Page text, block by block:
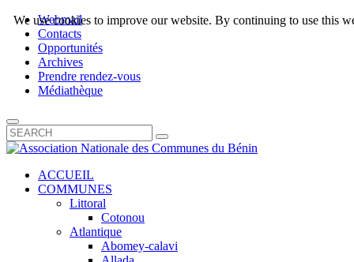
Webmail
Contacts
Opportunités
Archives
Prendre rendez-vous
Médiathèque
ACCUEIL
COMMUNES
Littoral
Cotonou
Atlantique
Abomey-calavi
We use cookies to improve our website. By continuing to use this